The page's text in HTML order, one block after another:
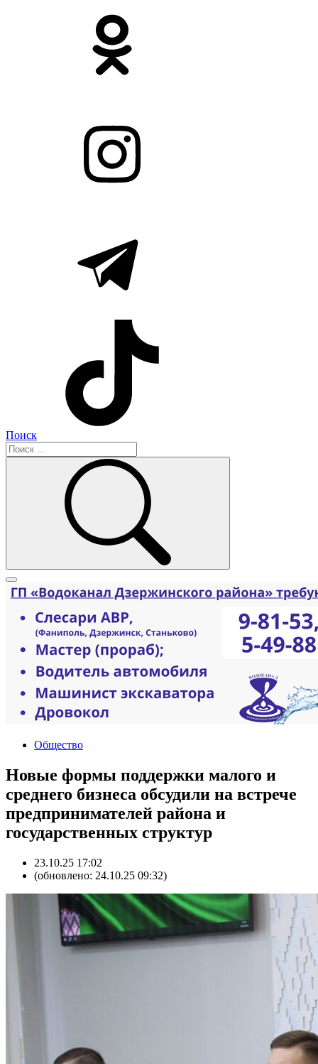
Поиск
Общество
Новые формы поддержки малого и
среднего бизнеса обсудили на встрече
предпринимателей района и
государственных структур
23.10.25 17:02
(обновлено: 24.10.25 09:32)